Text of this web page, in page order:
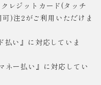
レジットカード(タッチ
)注2がご利用いただけま
払い』に対応していま
ネー払い』に対応してい